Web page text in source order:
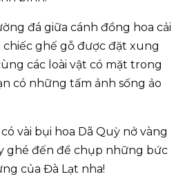
đá giữa cánh đồng hoa cải
ghế gỗ được đặt xung
các loài vật có mặt trong
có những tấm ảnh sống ảo
vài bụi hoa Dã Quỳ nở vàng
ghé đến để chụp những bức
của Đà Lạt nha!